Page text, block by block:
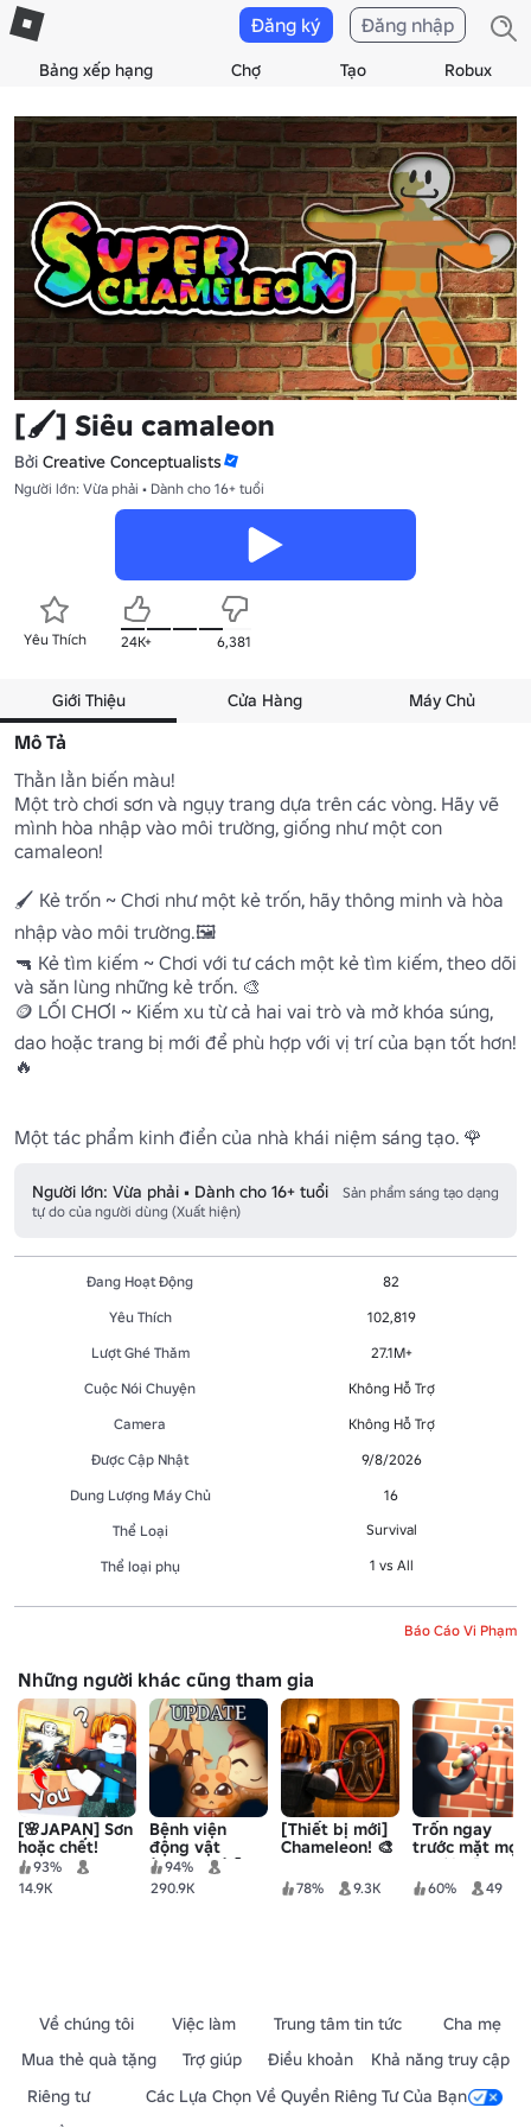
Bảng xếp hạng Chợ Tạo Robux
Đăng ký Đăng nhập
[🖌️] Siêu camaleon
Bởi Creative Conceptualists
Người lớn: Vừa phải • Dành cho 16+ tuổi
Yêu Thích 24K+ 6,381
Giới Thiệu Cửa Hàng Máy Chủ
Mô Tả
Thằn lằn biến màu!
Một trò chơi sơn và ngụy trang dựa trên các vòng. Hãy vẽ
mình hòa nhập vào môi trường, giống như một con
camaleon!
🖌️ Kẻ trốn ~ Chơi như một kẻ trốn, hãy thông minh và hòa
nhập vào môi trường.🖼️
🔫 Kẻ tìm kiếm ~ Chơi với tư cách một kẻ tìm kiếm, theo dõi
và săn lùng những kẻ trốn. 🎨
🪙 LỐI CHƠI ~ Kiếm xu từ cả hai vai trò và mở khóa súng,
dao hoặc trang bị mới để phù hợp với vị trí của bạn tốt hơn!
🔥
Một tác phẩm kinh điển của nhà khái niệm sáng tạo. 🌹
Người lớn: Vừa phải • Dành cho 16+ tuổi
Sản phẩm sáng tạo dạng
tự do của người dùng (Xuất hiện)
Đang Hoạt Động
82
Yêu Thích
102,819
Lượt Ghé Thăm
27.1M+
Cuộc Nói Chuyện
Không Hỗ Trợ
Camera
Không Hỗ Trợ
Được Cập Nhật
9/8/2026
Dung Lượng Máy Chủ
16
Thể Loại
Survival
Thể loại phụ 1 vs All
Báo Cáo Vi Phạm
Những người khác cũng tham gia
[🌸JAPAN] Sơn
hoặc chết!
93%
14.9K
Bệnh viện
động vật
(Anomaly) 🧪
94%
290.9K
[Thiết bị mới]
Chameleon! 🎨
78% 9.3K
Trốn ngay
trước mặt mọi
người! 🎨
60% 49
Về chúng tôi Việc làm Trung tâm tin tức
Cha mẹ
Mua thẻ quà tặng
Trợ giúp Điều khoản
Khả năng truy cập
Riêng tư
Các Lựa Chọn Về Quyền Riêng Tư Của Bạn